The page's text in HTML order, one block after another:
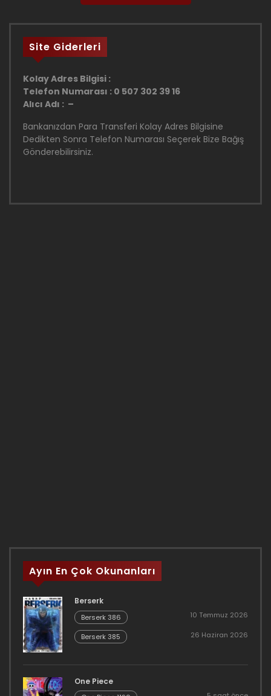
Site Giderleri
Kolay Adres Bilgisi :
Telefon Numarası : 0 507 302 39 16
Alıcı Adı : –
Bankanızdan Para Transferi Kolay Adres Bilgisine
Dedikten Sonra Telefon Numarası Seçerek Bize Bağış
Gönderebilirsiniz.
Ayın En Çok Okunanları
Berserk
Berserk 386 10 Temmuz 2026
Berserk 385 26 Haziran 2026
One Piece